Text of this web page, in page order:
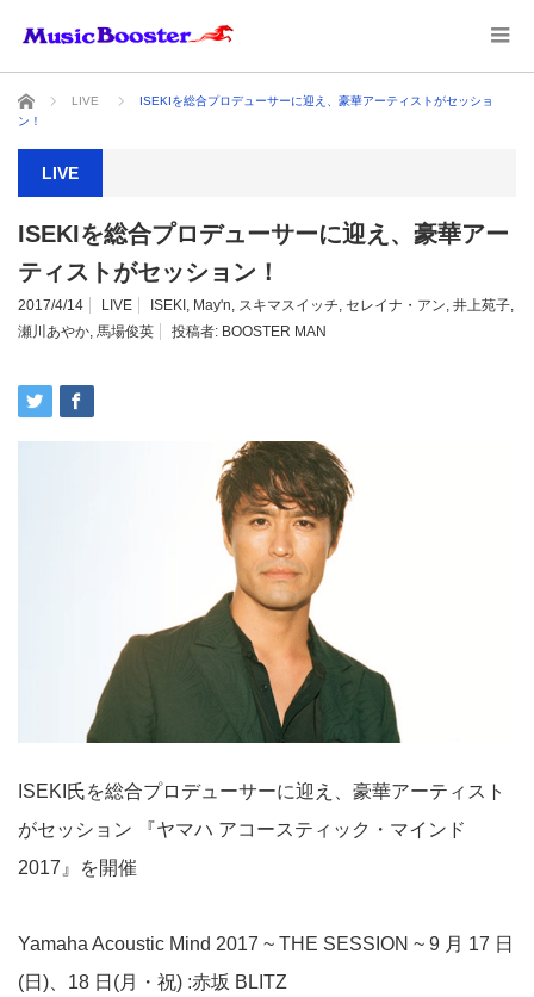
ホーム LIVE
ISEKIを総合プロデューサーに迎え、豪華アーティストがセッショ
ン！
LIVE
ISEKIを総合プロデューサーに迎え、豪華アー
ティストがセッション！
2017/4/14 LIVE ISEKI , May'n, スキマスイッチ, セレイナ・アン, 井上苑子,
瀬川あやか, 馬場俊英 投稿者: BOOSTER MAN
ISEKI氏を総合プロデューサーに迎え、豪華アーティスト
がセッション 『ヤマハ アコースティック・マインド
2017』を開催
Yamaha Acoustic Mind 2017 ~ THE SESSION ~ 9 月 17 日
(日)、18 日(月・祝) :赤坂 BLITZ